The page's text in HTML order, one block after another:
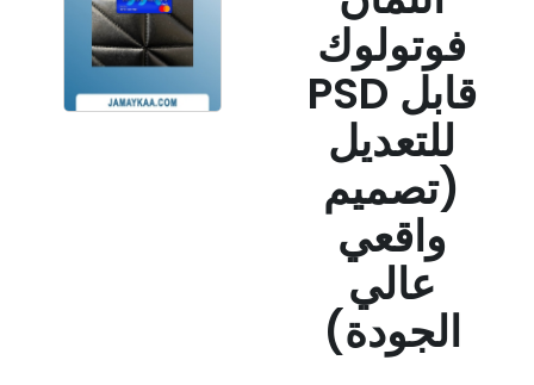
فوتولوك
PSD قابل
للتعديل
(تصميم
واقعي
عالي
الجودة)